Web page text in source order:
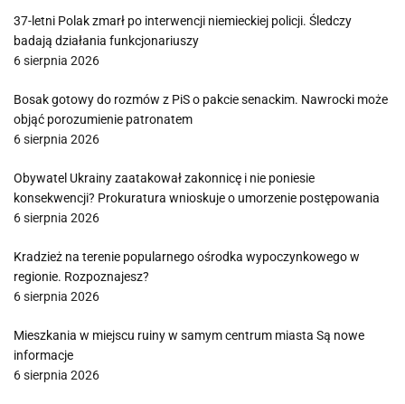
37-letni Polak zmarł po interwencji niemieckiej policji. Śledczy
badają działania funkcjonariuszy
6 sierpnia 2026
Bosak gotowy do rozmów z PiS o pakcie senackim. Nawrocki może
objąć porozumienie patronatem
6 sierpnia 2026
Obywatel Ukrainy zaatakował zakonnicę i nie poniesie
konsekwencji? Prokuratura wnioskuje o umorzenie postępowania
6 sierpnia 2026
Kradzież na terenie popularnego ośrodka wypoczynkowego w
regionie. Rozpoznajesz?
6 sierpnia 2026
Mieszkania w miejscu ruiny w samym centrum miasta Są nowe
informacje
6 sierpnia 2026